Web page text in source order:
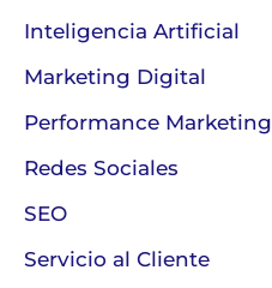
Inteligencia Artificial
Marketing Digital
Performance Marketing
Redes Sociales
SEO
Servicio al Cliente